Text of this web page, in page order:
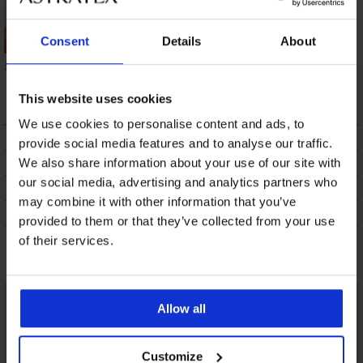
Consent Details About
This website uses cookies
We use cookies to personalise content and ads, to
provide social media features and to analyse our traffic.
We also share information about your use of our site with
our social media, advertising and analytics partners who
may combine it with other information that you’ve
provided to them or that they’ve collected from your use
of their services.
Allow all
Customize
Bikinitop Magdalena
34,49 €
BESCHRIJVING
VERZENDING EN BETALING
RUILEN
ONDERHOUD EN WASSEN